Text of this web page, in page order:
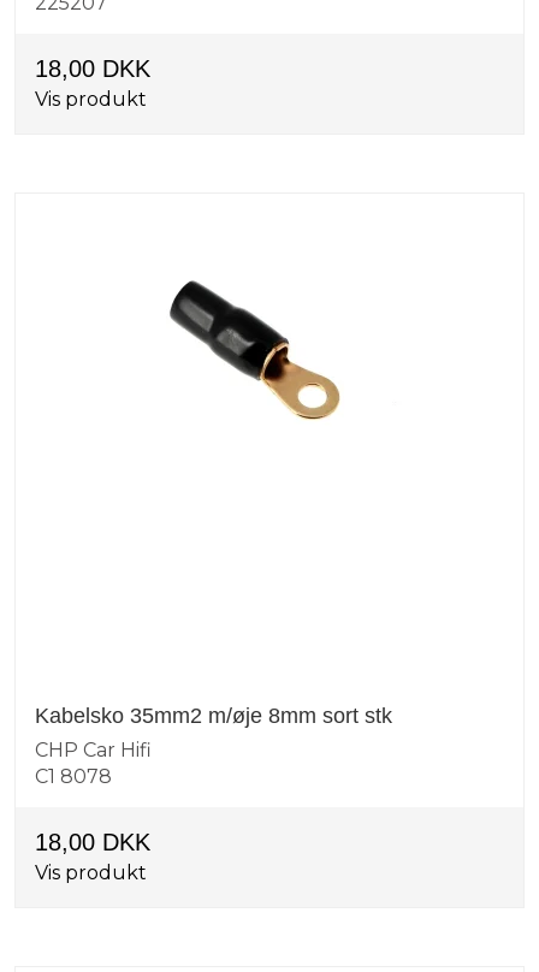
18,00 DKK
Vis produkt
Kabelsko 35mm2 m/øje 8mm sort stk
CHP Car Hifi
C1 8078
18,00 DKK
Vis produkt